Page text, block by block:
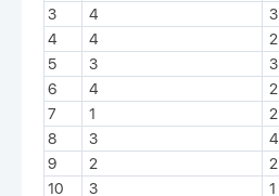
3
4
3
4
4
2
5
3
3
6
4
2
7
1
2
8
3
4
9
2
2
10
3
1